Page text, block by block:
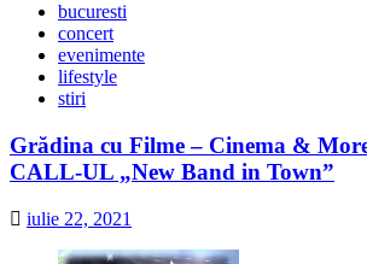
bucuresti
concert
evenimente
lifestyle
stiri
Grădina cu Filme – Cinema &
CALL-UL „New Band in Town”
iulie 22, 2021